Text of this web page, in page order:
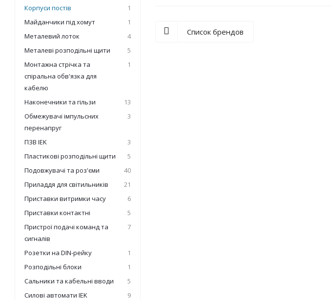
Список брендов
Корпуси постів
1
Майданчики під хомут
1
Металевий лоток
4
Металеві розподільні щити
5
Монтажна стрічка та
спіральна обв'язка для
кабелю
1
Наконечники та гільзи
13
Обмежувачі імпульсних
перенапруг
3
ПЗВ IEK
3
Пластикові розподільні щити
5
Подовжувачі та роз'єми
40
Приладдя для світильників
21
Приставки витримки часу
6
Приставки контактні
5
Пристрої подачі команд та
сигналів
7
Розетки на DIN-рейку
1
Розподільні блоки
1
Сальники та кабельні вводи
5
Силові автомати IEK
9